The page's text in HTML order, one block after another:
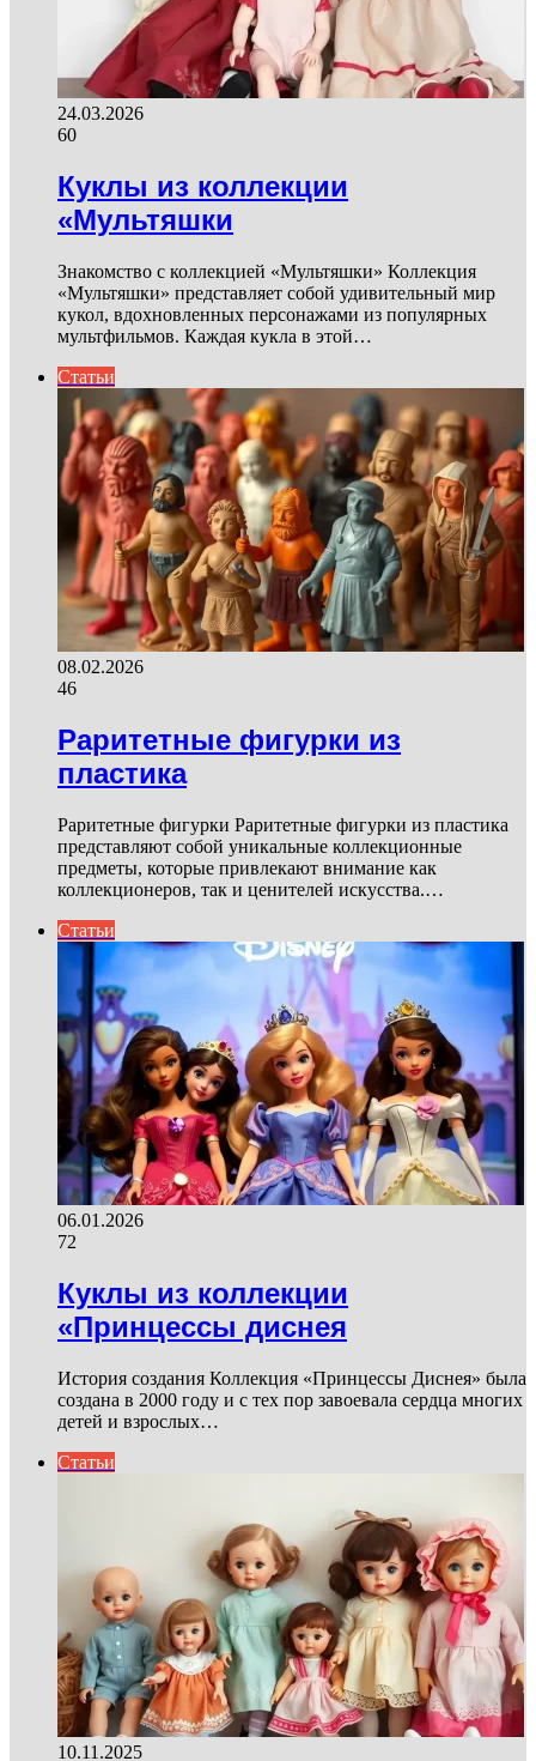
24.03.2026
60
Куклы из коллекции
«Мультяшки
Знакомство с коллекцией «Мультяшки» Коллекция
«Мультяшки» представляет собой удивительный мир
кукол, вдохновленных персонажами из популярных
мультфильмов. Каждая кукла в этой…
Статьи
08.02.2026
46
Раритетные фигурки из
пластика
Раритетные фигурки Раритетные фигурки из пластика
представляют собой уникальные коллекционные
предметы, которые привлекают внимание как
коллекционеров, так и ценителей искусства.…
Статьи
06.01.2026
72
Куклы из коллекции
«Принцессы диснея
История создания Коллекция «Принцессы Диснея» была
создана в 2000 году и с тех пор завоевала сердца многих
детей и взрослых…
Статьи
10.11.2025